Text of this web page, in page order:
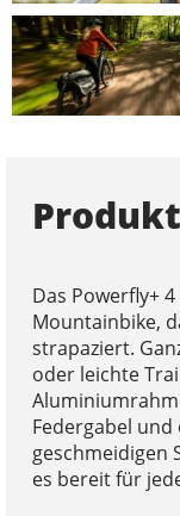
Das Powerfly+
Mountainbike,
strapaziert.
oder leichte
Federgabel
geschmeidigen
es bereit für